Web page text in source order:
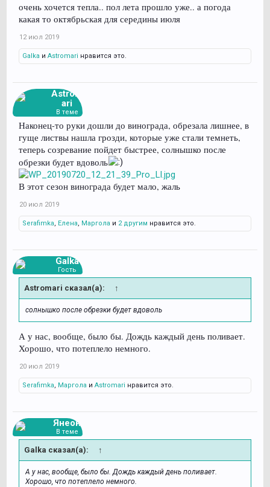
очень хочется тепла.. пол лета прошло уже.. а погода
какая то октябрьская для середины июля
12 июл 2019
Galka и Astromari нравится это.
Astrom
ari
В теме
Наконец-то руки дошли до винограда, обрезала лишнее, в
гуще листвы нашла грозди, которые уже стали темнеть,
теперь созревание пойдет быстрее, солнышко после
обрезки будет вдоволь
В этот сезон винограда будет мало, жаль
20 июл 2019
Serafimka, Елена, Маргола и 2 другим нравится это.
Galka
Гость
Astromari сказал(а): ↑
солнышко после обрезки будет вдоволь
А у нас, вообще, было бы. Дождь каждый день поливает.
Хорошо, что потеплело немного.
20 июл 2019
Serafimka, Маргола и Astromari нравится это.
Янеон
В теме
Galka сказал(а): ↑
А у нас, вообще, было бы. Дождь каждый день поливает.
Хорошо, что потеплело немного.